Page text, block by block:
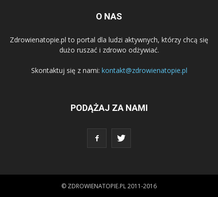
O NAS
Zdrowienatopie.pl to portal dla ludzi aktywnych, którzy chcą się
dużo ruszać i zdrowo odżywiać.
Skontaktuj się z nami: kontakt@zdrowienatopie.pl
PODĄŻAJ ZA NAMI
© ZDROWIENATOPIE.PL 2011-2016